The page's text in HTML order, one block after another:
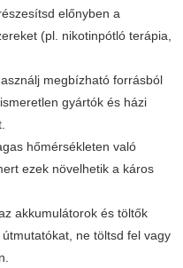
előnyben a
(pl. nikotinpótló terápia,
megbízható forrásból
gyártók és házi
hőmérsékleten való
ezek növelhetik a káros
akkumulátorok és töltők
ne töltsd fel vagy